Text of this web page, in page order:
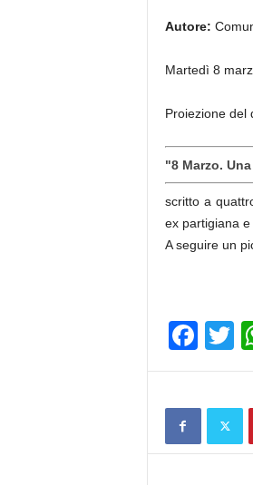
Autore:
Martedì 8
Proiezione del
"8 Marzo.
scritto a
ex partigiana e
A seguire un
F
a
b
T